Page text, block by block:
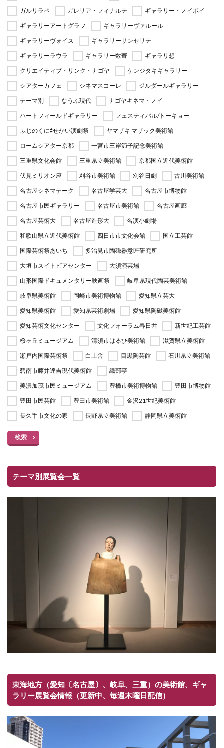
ガルリラペ
ガレリア・フィナルテ
ギャラリー・ノイボイ
ギャラリーアートグラフ
ギャラリーヴァルール
ギャラリーヴォイス
ギャラリーサンセリテ
ギャラリーラウラ
ギャラリー数寄
ギャラリ想
クリエイティブ・リンク・ナゴヤ
ケンジタキギャラリー
シアターカフェ
シネマスコーレ
ジルダールギャラリー
テーマ別
なうふ現代
ナゴヤキネマ・ノイ
ハートフィールドギャラリー
フェスティバル/トーキョー
ふじのくに⇄せかい演劇祭
ヤマザキ マザック美術館
ロームシアター京都
一宮市三岸節子記念美術館
三重県文化会館
三重県立美術館
京都国立近代美術館
伏見ミリオン座
刈谷市美術館 刈谷日劇
古川美術館
名古屋シネマテーク
名古屋学芸大
名古屋市博物館
名古屋市民ギャラリー
名古屋市美術館
名古屋画廊
名古屋芸術大
名古屋造形大
名演小劇場
和歌山県立近代美術館
四日市市文化会館
国立工芸館
国際芸術祭あいち
多治見市陶磁器意匠研究所
大垣市スイトピアセンター
大須演芸場
山形国際ドキュメンタリー映画祭
岐阜県現代陶芸美術館
岐阜県美術館
岡崎市美術博物館
愛知県立芸大
愛知県美術館
愛知県芸術劇場
愛知県陶磁美術館
愛知芸術文化センター
文化フォーラム春日井
新世紀工芸館
桜ヶ丘ミュージアム
清須市はるひ美術館
滋賀県立美術館
瀬戸内国際芸術祭
白土舎 目黒陶芸館
石川県立美術館
碧南市藤井達吉現代美術館
織部亭
美濃加茂市民ミュージアム
豊橋市美術博物館
豊田市博物館
豊田市民芸館
豊田市美術館
金沢21世紀美術館
長久手市文化の家
長野県立美術館 静岡県立美術館
検索
テーマ別展覧会一覧
東海地方（愛知〔名古屋〕、岐阜、三重）の美術館、ギャ
ラリー展覧会情報（更新中、毎週木曜日配信）